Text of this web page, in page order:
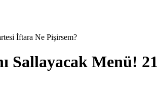
İftara Ne Pişirsem?
Sallayacak Menü!